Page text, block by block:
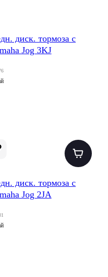
диск. тормоза с
Jog 3KJ
диск. тормоза с
Jog 2JA